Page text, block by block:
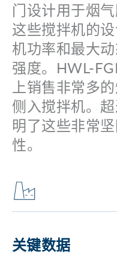
门设计用于烟
这些搅拌机的
机功率和最大
强度。HWL-
上销售非常多
侧入搅拌机。
明了这些非常
性。
关键数据